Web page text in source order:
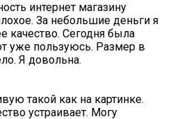
интернет магазину
За небольшие деньги я
качество. Сегодня была
уже пользуюсь. Размер в
Я довольна.
такой как на картинке.
устраивает. Могу